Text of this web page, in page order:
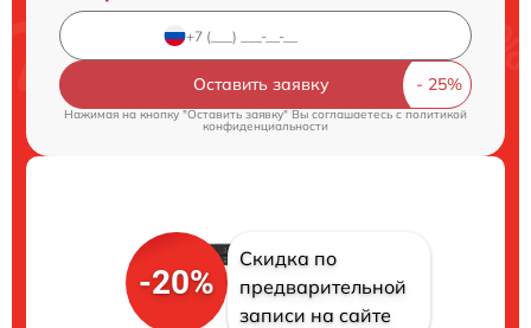
Оставить заявку
Нажимая на кнопку "Оставить заявку" Вы соглашаетесь cполитикой
конфиденциальности
-20%
Скидка по
предварительной
записи на сайте